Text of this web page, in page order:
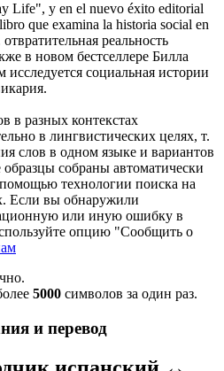
Life", y en el nuevo éxito editorial
que examina la historia social en
отвратительная реальность
в новом бестселлере Билла
социальная истории
в разных контекстах
в лингвистических целях, т.
слов в одном языке и вариантов
собраны автоматически
технологии поиска на
Если вы обнаружили
или иную ошибку в
опцию "Сообщить о
5000 символов за один раз.
и перевод